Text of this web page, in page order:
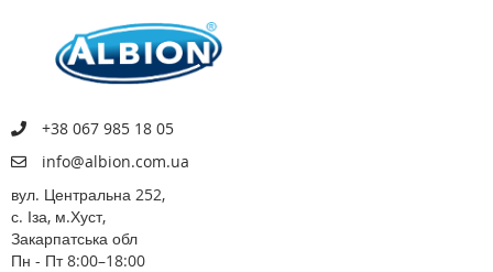
+38 067 985 18 05
info@albion.com.ua
вул. Центральна 252,
с. Іза, м.Хуст,
Закарпатська обл
Пн - Пт 8:00–18:00